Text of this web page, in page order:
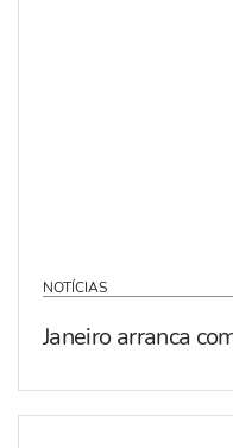
NOTÍCIAS
Janeiro arranca